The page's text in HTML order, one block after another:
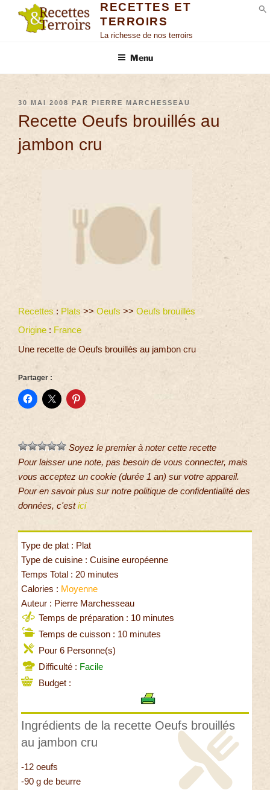
RECETTES ET
TERROIRS
La richesse de nos terroirs
Menu
30 MAI 2008 PAR PIERRE MARCHESSEAU
Recette Oeufs brouillés au
jambon cru
Recettes : Plats >> Oeufs >> Oeufs brouillés
Origine : France
Une recette de Oeufs brouillés au jambon cru
Partager :
Soyez le premier à noter cette recette
Pour laisser une note, pas besoin de vous connecter, mais
vous acceptez un cookie (durée 1 an) sur votre appareil.
Pour en savoir plus sur notre politique de confidentialité des
données, c'estici
Type de plat : Plat
Type de cuisine : Cuisine européenne
Temps Total : 20 minutes
Calories : Moyenne
Auteur : Pierre Marchesseau
Temps de préparation : 10 minutes
Temps de cuisson : 10 minutes
Pour 6 Personne(s)
Difficulté : Facile
Budget :
Ingrédients de la recette Oeufs brouillés
au jambon cru
-12 oeufs
-90 g de beurre